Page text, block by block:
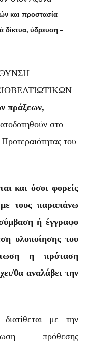
και προστασία
δίκτυα, ύδρευση –
πράξεων,
στο
του
και όσοι φορείς
με τους παραπάνω
ή έγγραφο
υλοποίησης του
η
πρόταση
θα αναλάβει την
με την
πρόθεσης